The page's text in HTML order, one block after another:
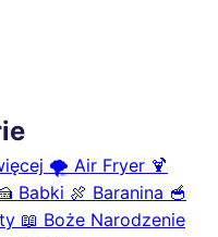
🌪️ Air Fryer 🍹
Babki 🍖 Baranina 🥣
📖 Boże Narodzenie